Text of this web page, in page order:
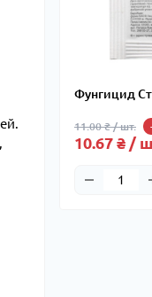
Фунгицид
11.00 ₴ / шт.
10.67 ₴ /